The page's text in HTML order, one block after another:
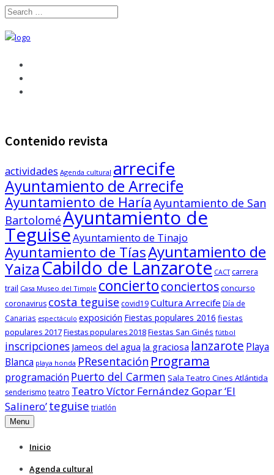
Contenido revista
actividades Agenda cultural arrecife
Ayuntamiento de Arrecife
Ayuntamiento de Haría Ayuntamiento de San
BartoloméAyuntamiento de
TeguiseAyuntamiento de Tinajo
Ayuntamiento de TíasAyuntamiento de
YaizaCabildo de Lanzarote CACT carrera
trail Casa Museo del Timple conciertoconciertosconcurso
coronavirus costa teguise covid19Cultura Arrecife Día de
Canarias espectáculo exposición Fiestas populares 2016 fiestas
populares 2017Fiestas populares 2018Fiestas San Ginés fútbol
inscripciones Jameos del agua la graciosa lanzarote Playa
Blanca playa honda PResentación Programa
programación Puerto del Carmen Sala Teatro Cines Atlántida
senderismo teatro Teatro Víctor Fernández Gopar ‘El
Salinero’teguise triatlón
Menu
Inicio
Agenda cultural